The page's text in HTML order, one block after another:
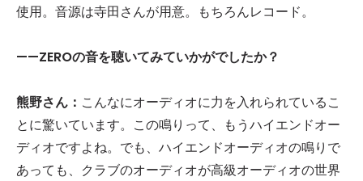
使用。音源は寺田さんが用意。もちろんレコード。
——ZEROの音を聴いてみていかがでしたか？
熊野さん： こんなにオーディオに力を入れられているこ
とに驚いています。この鳴りって、もうハイエンドオー
ディオですよね。でも、ハイエンドオーディオの鳴りで
あっても、クラブのオーディオが高級オーディオの世界